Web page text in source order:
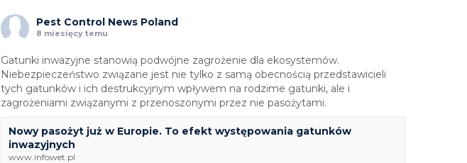
Pest Control News Poland
8 miesięcy temu
Gatunki inwazyjne stanowią podwójne zagrożenie dla ekosystemów.
Niebezpieczeństwo związane jest nie tylko z samą obecnością przedstawicieli
tych gatunków i ich destrukcyjnym wpływem na rodzime gatunki, ale i
zagrożeniami związanymi z przenoszonymi przez nie pasożytami.
Nowy pasożyt już w Europie. To efekt występowania gatunków
inwazyjnych
www.infowet.pl